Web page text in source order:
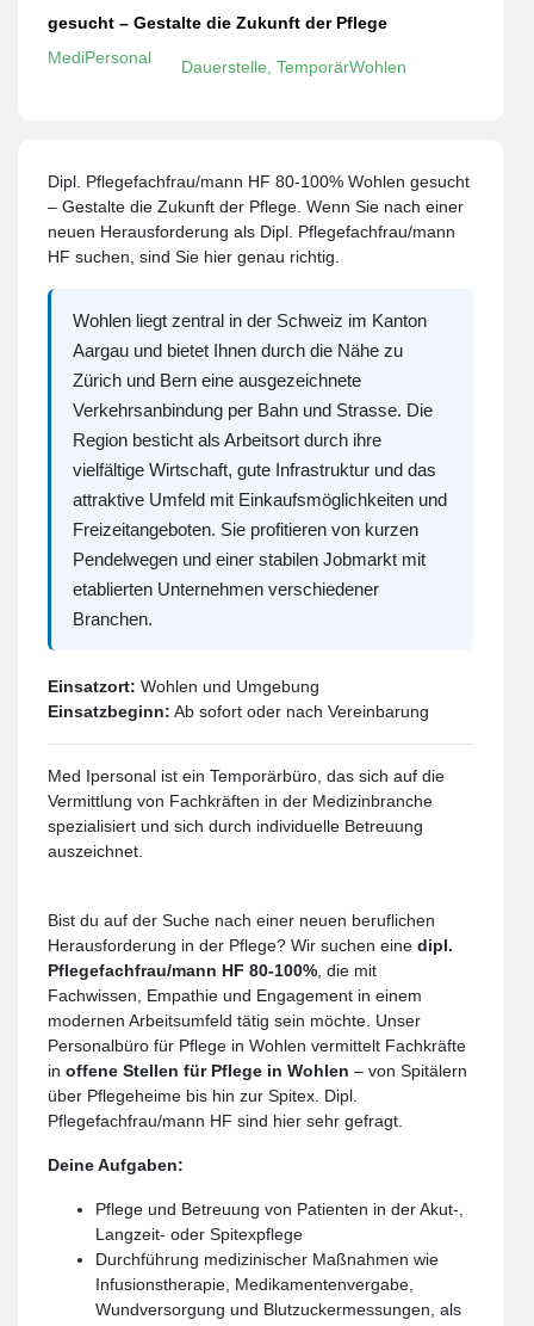
gesucht – Gestalte die Zukunft der Pflege
MediPersonal
Dauerstelle, TemporärWohlen
Dipl. Pflegefachfrau/mann HF 80-100% Wohlen gesucht
– Gestalte die Zukunft der Pflege. Wenn Sie nach einer
neuen Herausforderung als Dipl. Pflegefachfrau/mann
HF suchen, sind Sie hier genau richtig.
Wohlen liegt zentral in der Schweiz im Kanton
Aargau und bietet Ihnen durch die Nähe zu
Zürich und Bern eine ausgezeichnete
Verkehrsanbindung per Bahn und Strasse. Die
Region besticht als Arbeitsort durch ihre
vielfältige Wirtschaft, gute Infrastruktur und das
attraktive Umfeld mit Einkaufsmöglichkeiten und
Freizeitangeboten. Sie profitieren von kurzen
Pendelwegen und einer stabilen Jobmarkt mit
etablierten Unternehmen verschiedener
Branchen.
Einsatzort: Wohlen und Umgebung
Einsatzbeginn: Ab sofort oder nach Vereinbarung
Med Ipersonal ist ein Temporärbüro, das sich auf die
Vermittlung von Fachkräften in der Medizinbranche
spezialisiert und sich durch individuelle Betreuung
auszeichnet.
Bist du auf der Suche nach einer neuen beruflichen
Herausforderung in der Pflege? Wir suchen eine dipl.
Pflegefachfrau/mann HF 80-100% , die mit
Fachwissen, Empathie und Engagement in einem
modernen Arbeitsumfeld tätig sein möchte. Unser
Personalbüro für Pflege in Wohlen vermittelt Fachkräfte
in offene Stellen für Pflege in Wohlen – von Spitälern
über Pflegeheime bis hin zur Spitex. Dipl.
Pflegefachfrau/mann HF sind hier sehr gefragt.
Deine Aufgaben:
Pflege und Betreuung von Patienten in der Akut-,
Langzeit- oder Spitexpflege
Durchführung medizinischer Maßnahmen wie
Infusionstherapie, Medikamentenvergabe,
Wundversorgung und Blutzuckermessungen, als